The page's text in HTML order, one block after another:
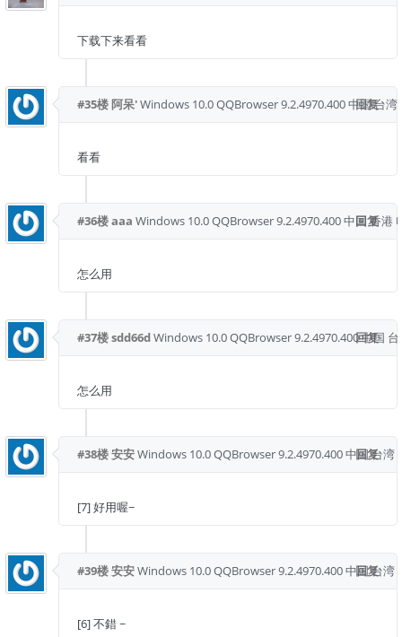
下载下来看看
回复
#35楼阿呆'Windows 10.0QQBrowser 9.2.4970.400中国 台湾
看看
回复
#36楼aaa Windows 10.0QQBrowser 9.2.4970.400中国 香港
怎么用
回复
#37楼sdd66dWindows 10.0QQBrowser 9.2.4970.400中国
怎么用
回复
#38楼安安Windows 10.0QQBrowser 9.2.4970.400中国 台湾
[7] 好用喔~
回复
#39楼安安Windows 10.0QQBrowser 9.2.4970.400中国 台湾
[6] 不錯 ~